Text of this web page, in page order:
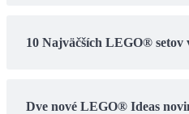
10 Najväčších LEGO® setov
Dve nové LEGO® Ideas